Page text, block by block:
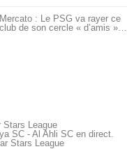
Mercato : Le PSG va rayer ce
club de son cercle « d’amis »…
Stars League
SC - Al Ahli SC en direct.
Stars League